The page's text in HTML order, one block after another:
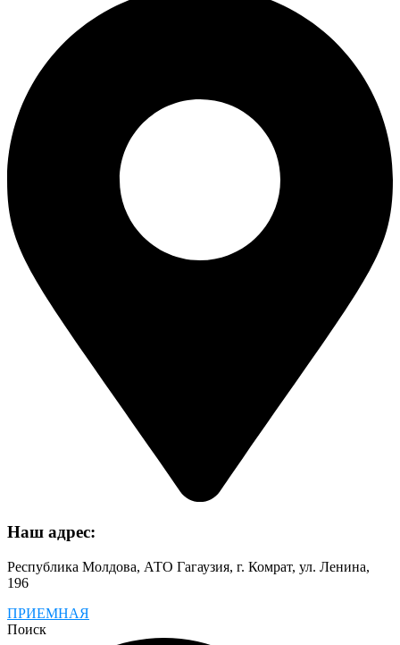
Наш адрес:
Республика Молдова, АТО Гагаузия, г. Комрат, ул. Ленина,
196
ПРИЕМНАЯ
Поиск